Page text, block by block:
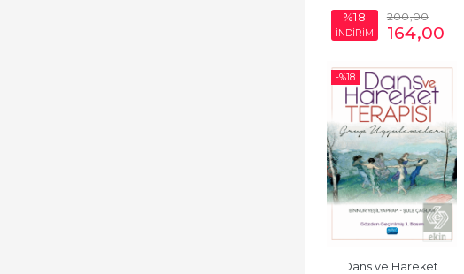
%18
İNDİRİM
200,00
164,00
-%18
Dans ve Hareket